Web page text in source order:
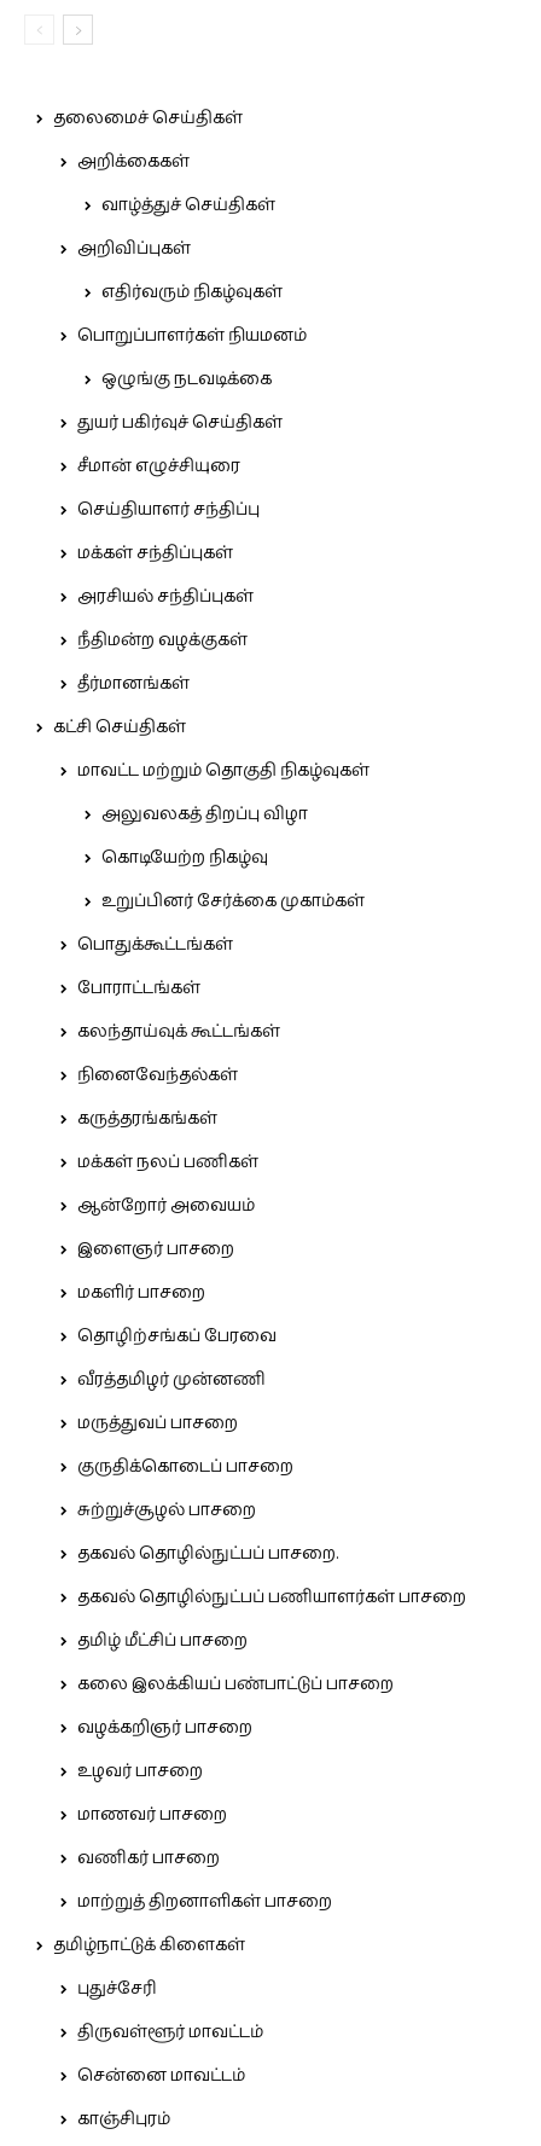
தலைமைச் செய்திகள்
அறிக்கைகள்
வாழ்த்துச் செய்திகள்
அறிவிப்புகள்
எதிர்வரும் நிகழ்வுகள்
பொறுப்பாளர்கள் நியமனம்
ஒழுங்கு நடவடிக்கை
துயர் பகிர்வுச் செய்திகள்
சீமான் எழுச்சியுரை
செய்தியாளர் சந்திப்பு
மக்கள் சந்திப்புகள்
அரசியல் சந்திப்புகள்
நீதிமன்ற வழக்குகள்
தீர்மானங்கள்
கட்சி செய்திகள்
மாவட்ட மற்றும் தொகுதி நிகழ்வுகள்
அலுவலகத் திறப்பு விழா
கொடியேற்ற நிகழ்வு
உறுப்பினர் சேர்க்கை முகாம்கள்
பொதுக்கூட்டங்கள்
போராட்டங்கள்
கலந்தாய்வுக் கூட்டங்கள்
நினைவேந்தல்கள்
கருத்தரங்கங்கள்
மக்கள் நலப் பணிகள்
ஆன்றோர் அவையம்
இளைஞர் பாசறை
மகளிர் பாசறை
தொழிற்சங்கப் பேரவை
வீரத்தமிழர் முன்னணி
மருத்துவப் பாசறை
குருதிக்கொடைப் பாசறை
சுற்றுச்சூழல் பாசறை
தகவல் தொழில்நுட்பப் பாசறை.
தகவல் தொழில்நுட்பப் பணியாளர்கள் பாசறை
தமிழ் மீட்சிப் பாசறை
கலை இலக்கியப் பண்பாட்டுப் பாசறை
வழக்கறிஞர் பாசறை
உழவர் பாசறை
மாணவர் பாசறை
வணிகர் பாசறை
மாற்றுத் திறனாளிகள் பாசறை
தமிழ்நாட்டுக் கிளைகள்
புதுச்சேரி
திருவள்ளூர் மாவட்டம்
சென்னை மாவட்டம்
காஞ்சிபுரம்